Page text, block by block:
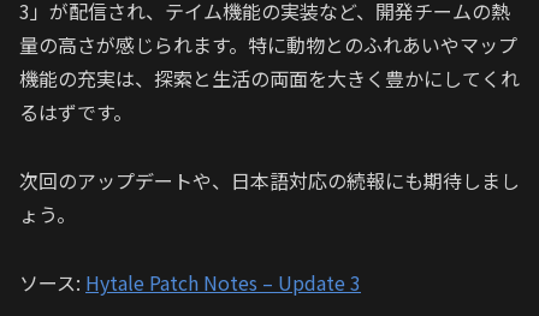
3」が配信され、テイム機能の実装など、開発チームの熱
量の高さが感じられます。特に動物とのふれあいやマップ
機能の充実は、探索と生活の両面を大きく豊かにしてくれ
るはずです。
次回のアップデートや、日本語対応の続報にも期待しまし
ょう。
ソース: Hytale Patch Notes – Update 3